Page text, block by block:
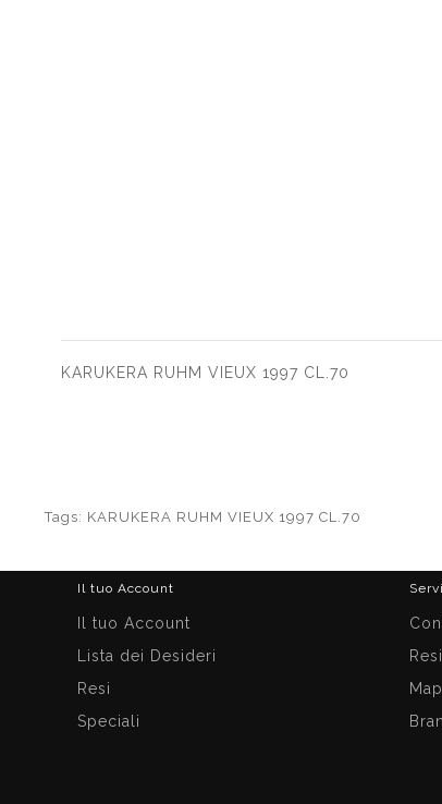
KARUKERA RUHM VIEUX 1997 CL.70
Tags: KARUKERA RUHM VIEUX 1997 CL.70
Resi
Il tuo Account
Il tuo Account
Lista dei Desideri
Resi
Speciali